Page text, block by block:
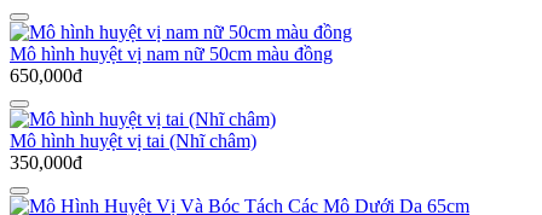
Mô hình huyệt vị nam nữ 50cm màu đồng
650,000đ
Mô hình huyệt vị tai (Nhĩ châm)
350,000đ